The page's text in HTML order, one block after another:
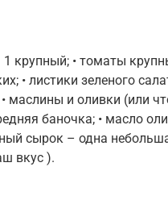
крупный; • томаты
• листики зеленого
маслины и оливки (или
баночка; • масло
сырок – одна
вкус ).